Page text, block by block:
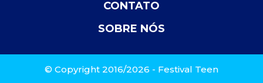
CONTATO
SOBRE NÓS
© Copyright 2016/2026 - Festival Teen